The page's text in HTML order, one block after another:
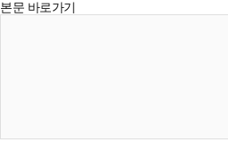
본문 바로가기